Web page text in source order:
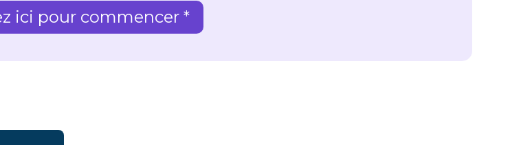
ici pour commencer *